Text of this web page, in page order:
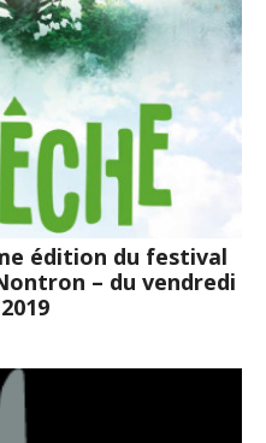
édition du festival
– du vendredi